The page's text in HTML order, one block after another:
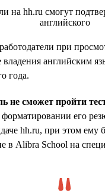
при
английским
года.
не сможет пройти
форматировании его
hh.ru, при этом ему
в Alibra School на